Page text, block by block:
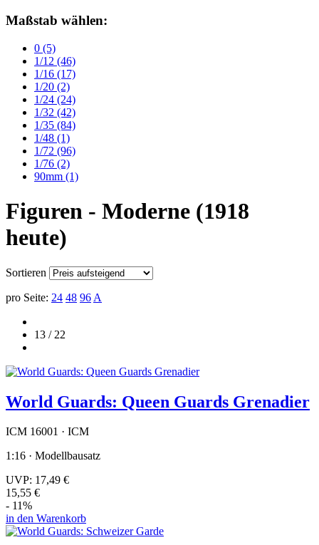
Maßstab wählen:
0 (5)
1/12 (46)
1/16 (17)
1/20 (2)
1/24 (24)
1/32 (42)
1/35 (84)
1/48 (1)
1/72 (96)
1/76 (2)
90mm (1)
Figuren - Moderne (1918
heute)
Sortieren
pro Seite: 24 48 96 A
13 / 22
World Guards: Queen Guards Grenadier
ICM 16001 · ICM
1:16 · Modellbausatz
UVP: 17,49 €
15,55 €
- 11%
in den Warenkorb